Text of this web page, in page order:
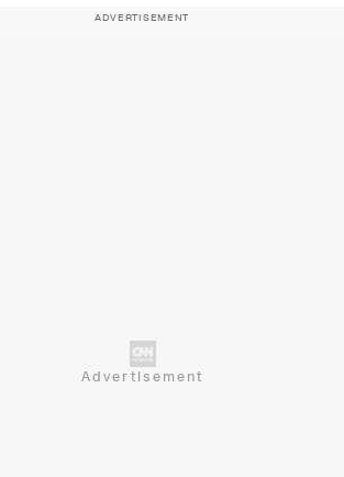
ADVERTISEMENT